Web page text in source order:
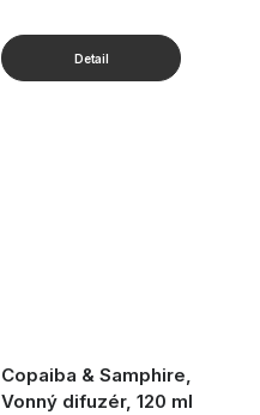
Copaiba & Samphire,
Vonný difuzér, 120 ml